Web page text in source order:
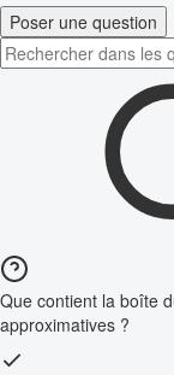
Poser une question
Que contient la boîte
approximatives ?